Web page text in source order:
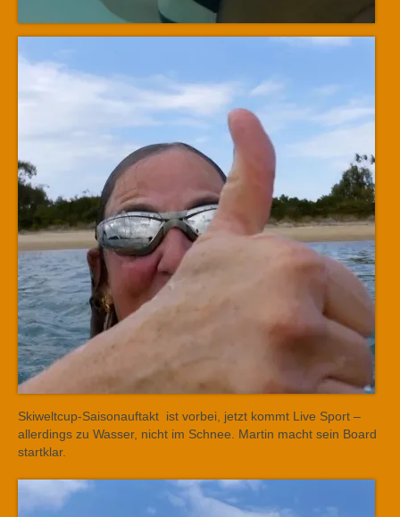
Skiweltcup-Saisonauftakt ist vorbei, jetzt kommt Live Sport –
allerdings zu Wasser, nicht im Schnee. Martin macht sein Board
startklar.